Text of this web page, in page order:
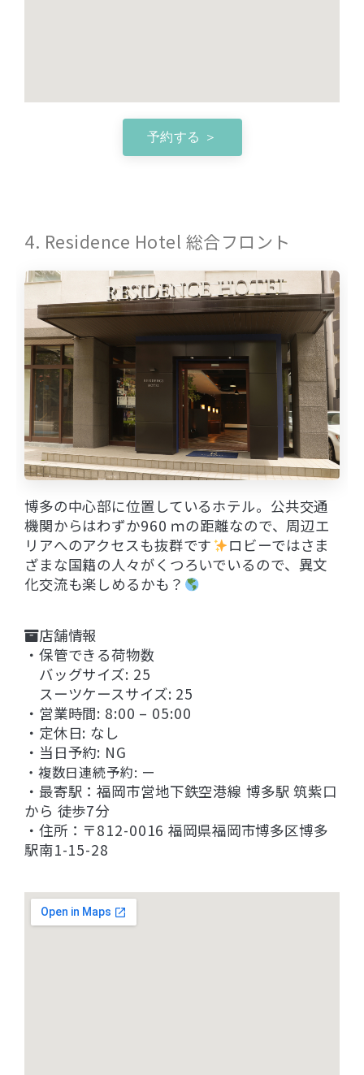
予約する ＞
4. Residence Hotel 総合フロント
博多の中心部に位置しているホテル。公共交通
機関からはわずか960 ｍの距離なので、周辺エ
リアへのアクセスも抜群です
ロビーではさま
ざまな国籍の人々がくつろいでいるので、異文
化交流も楽しめるかも？
店舗情報
・保管できる荷物数
バッグサイズ: 25
スーツケースサイズ: 25
・営業時間: 8:00 – 05:00
・定休日: なし
・当日予約: NG
・複数日連続予約: ー
・最寄駅：福岡市営地下鉄空港線 博多駅 筑紫口
から 徒歩7分
・住所：〒812-0016 福岡県福岡市博多区博多
駅南1-15-28